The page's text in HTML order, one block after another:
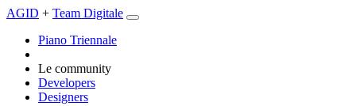
AGID + Team Digitale
Piano Triennale
Le community
Developers
Designers